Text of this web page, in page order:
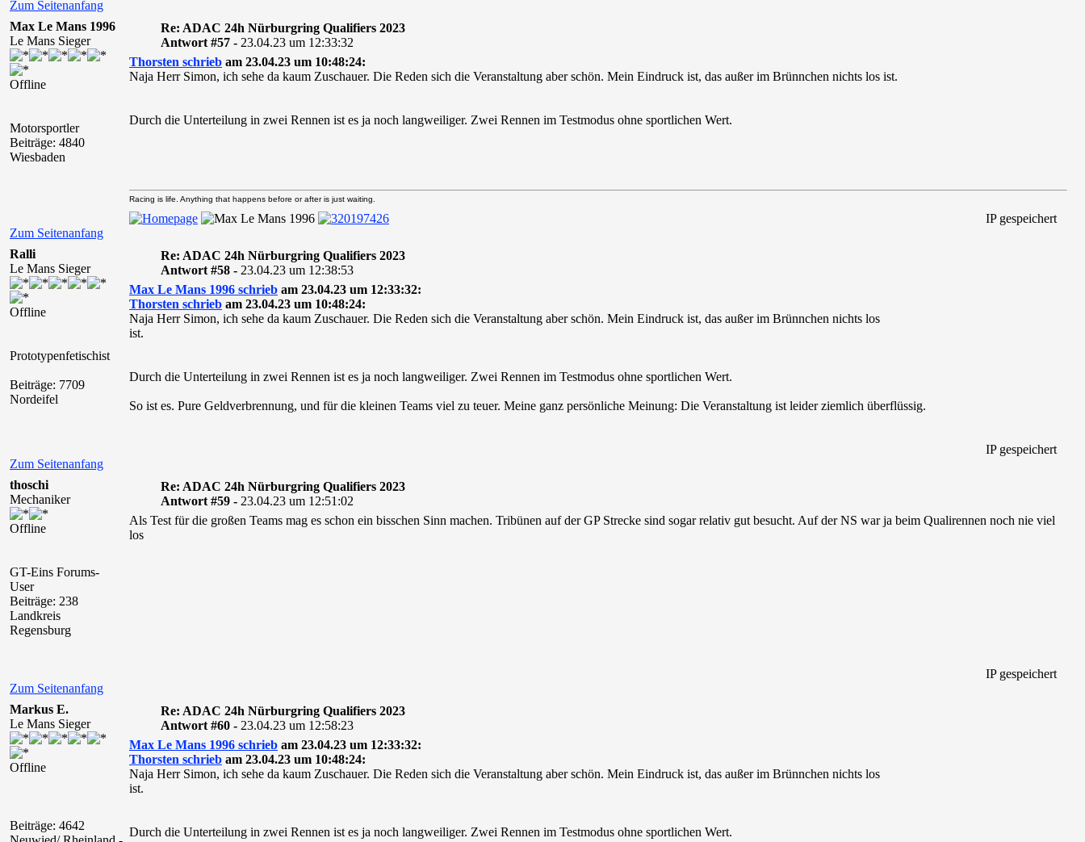
Zum Seitenanfang
Max Le Mans 1996
Le Mans Sieger
Offline
Motorsportler
Beiträge: 4840
Wiesbaden
Re: ADAC 24h Nürburgring Qualifiers 2023
Antwort #57 - 23.04.23 um 12:33:32
Thorsten schrieb am 23.04.23 um 10:48:24:
Naja Herr Simon, ich sehe da kaum Zuschauer. Die Reden sich die Veranstaltung aber schön. Mein Eindruck ist, das außer im Brünnchen nichts los ist.
Durch die Unterteilung in zwei Rennen ist es ja noch langweiliger. Zwei Rennen im Testmodus ohne sportlichen Wert.
Zum Seitenanfang
Racing is life. Anything that happens before or after is just waiting.
IP gespeichert
Ralli
Le Mans Sieger
Offline
Prototypenfetischist
Beiträge: 7709
Nordeifel
Re: ADAC 24h Nürburgring Qualifiers 2023
Antwort #58 - 23.04.23 um 12:38:53
Max Le Mans 1996 schrieb am 23.04.23 um 12:33:32:
Thorsten schrieb am 23.04.23 um 10:48:24:
Naja Herr Simon, ich sehe da kaum Zuschauer. Die Reden sich die Veranstaltung aber schön. Mein Eindruck ist, das außer im Brünnchen nichts los
ist.
Durch die Unterteilung in zwei Rennen ist es ja noch langweiliger. Zwei Rennen im Testmodus ohne sportlichen Wert.
So ist es. Pure Geldverbrennung, und für die kleinen Teams viel zu teuer. Meine ganz persönliche Meinung: Die Veranstaltung ist leider ziemlich überflüssig.
Zum Seitenanfang
IP gespeichert
thoschi
Mechaniker
Offline
GT-Eins Forums-
User
Beiträge: 238
Landkreis
Regensburg
Re: ADAC 24h Nürburgring Qualifiers 2023
Antwort #59 - 23.04.23 um 12:51:02
Als Test für die großen Teams mag es schon ein bisschen Sinn machen. Tribünen auf der GP Strecke sind sogar relativ gut besucht. Auf der NS war ja beim Qualirennen noch nie viel
los
Zum Seitenanfang
IP gespeichert
Markus E.
Le Mans Sieger
Offline
Beiträge: 4642
Re: ADAC 24h Nürburgring Qualifiers 2023
Antwort #60 - 23.04.23 um 12:58:23
Max Le Mans 1996 schrieb am 23.04.23 um 12:33:32:
Thorsten schrieb am 23.04.23 um 10:48:24:
Naja Herr Simon, ich sehe da kaum Zuschauer. Die Reden sich die Veranstaltung aber schön. Mein Eindruck ist, das außer im Brünnchen nichts los
ist.
Durch die Unterteilung in zwei Rennen ist es ja noch langweiliger. Zwei Rennen im Testmodus ohne sportlichen Wert.